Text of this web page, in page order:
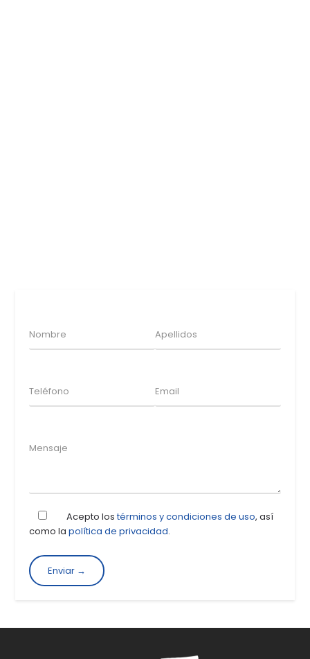
Acepto lostérminos y condiciones de uso, así
como lapolítica de privacidad.